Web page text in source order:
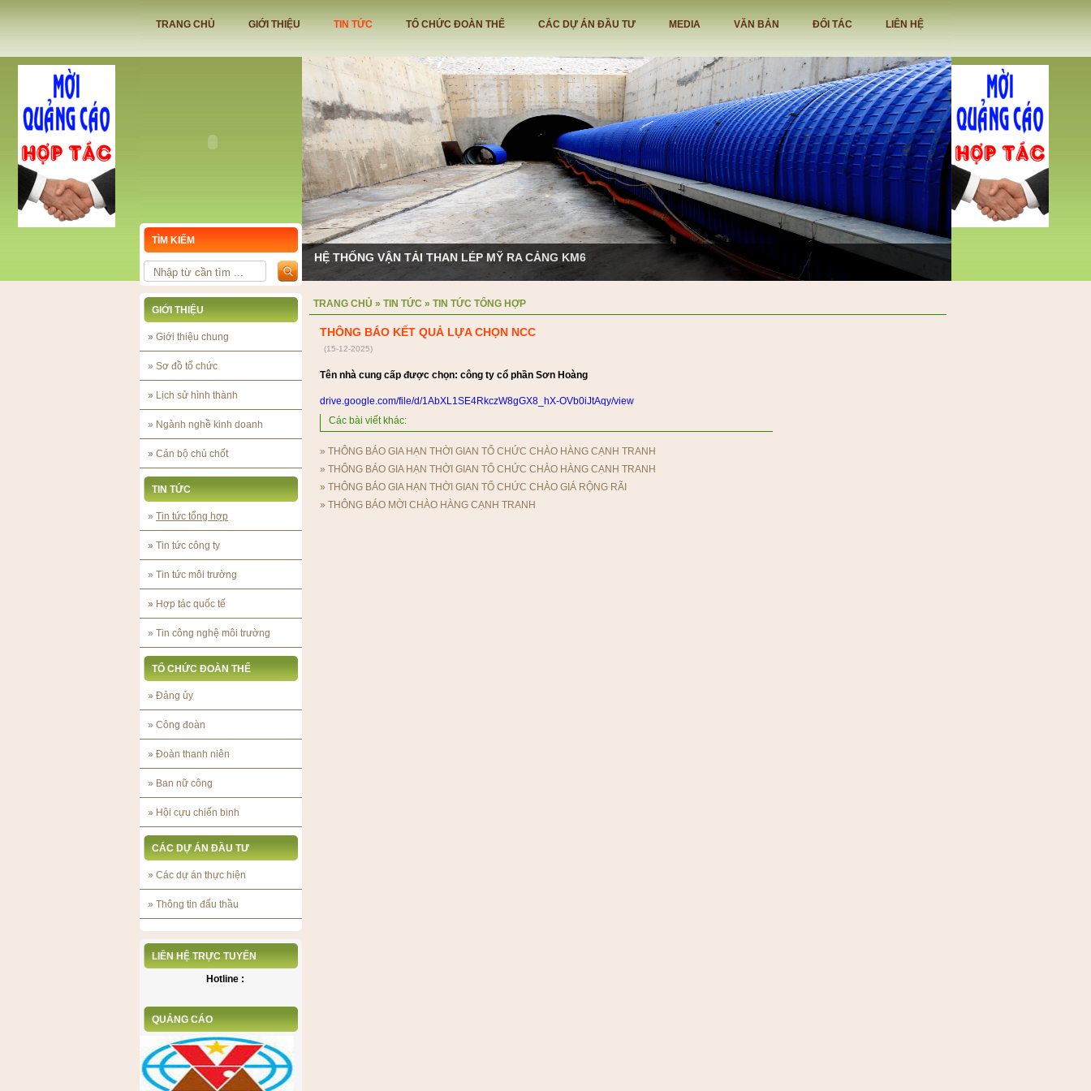
TRANG CHỦ GIỚI THIỆU TIN TỨC TỔ CHỨC ĐOÀN THỂ CÁC DỰ ÁN ĐẦU TƯ MEDIA VĂN BẢN ĐỐI TÁC LIÊN HỆ
HỆ THỐNG VẬN TẢI THAN LÉP MỸ RA CẢNG KM6
TÌM KIẾM
GIỚI THIỆU
» Giới thiệu chung
» Sơ đồ tổ chức
» Lịch sử hình thành
» Ngành nghề kinh doanh
» Cán bộ chủ chốt
TIN TỨC
» Tin tức tổng hợp
» Tin tức công ty
» Tin tức môi trường
» Hợp tác quốc tế
» Tin công nghệ môi trường
TỔ CHỨC ĐOÀN THỂ
» Đảng ủy
» Công đoàn
» Đoàn thanh niên
» Ban nữ công
» Hội cựu chiến binh
CÁC DỰ ÁN ĐẦU TƯ
» Các dự án thực hiện
» Thông tin đấu thầu
LIÊN HỆ TRỰC TUYẾN
Hotline :
QUẢNG CÁO
TRANG CHỦ » TIN TỨC » TIN TỨC TỔNG HỢP
THÔNG BÁO KẾT QUẢ LỰA CHỌN NCC
(15-12-2025)
Tên nhà cung cấp được chọn: công ty cổ phần Sơn Hoàng
drive.google.com/file/d/1AbXL1SE4RkczW8gGX8_hX-OVb0iJtAqy/view
Các bài viết khác:
» THÔNG BÁO GIA HẠN THỜI GIAN TỔ CHỨC CHÀO HÀNG CẠNH TRANH
» THÔNG BÁO GIA HẠN THỜI GIAN TỔ CHỨC CHÀO HÀNG CẠNH TRANH
» THÔNG BÁO GIA HẠN THỜI GIAN TỔ CHỨC CHÀO GIÁ RỘNG RÃI
» THÔNG BÁO MỜI CHÀO HÀNG CẠNH TRANH